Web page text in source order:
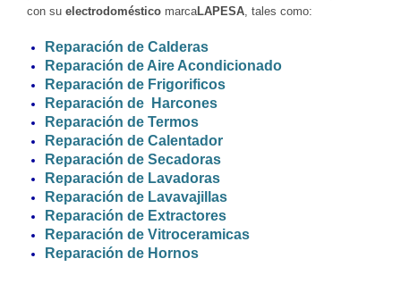
con su electrodoméstico marcaLAPESA, tales como:
Reparación de Calderas
Reparación de Aire Acondicionado
Reparación de Frigorificos
Reparación de Harcones
Reparación de Termos
Reparación de Calentador
Reparación de Secadoras
Reparación de Lavadoras
Reparación de Lavavajillas
Reparación de Extractores
Reparación de Vitroceramicas
Reparación de Hornos